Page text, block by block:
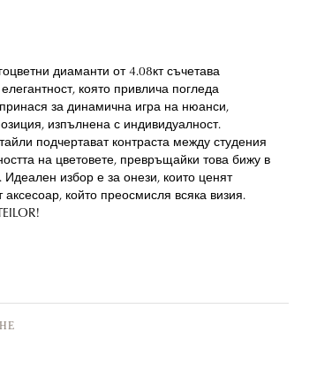
диаманти от 4.08кт съчетава
която привлича погледа
за динамична игра на нюанси,
изпълнена с индивидуалност.
подчертават контраста между студения
на цветовете, превръщайки това бижу в
Идеален избор е за онези, които ценят
който преосмисля всяка визия.